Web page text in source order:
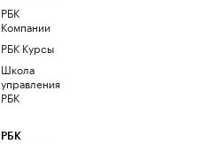
РБК
Компании
РБК Курсы
Школа
управления
РБК
РБК